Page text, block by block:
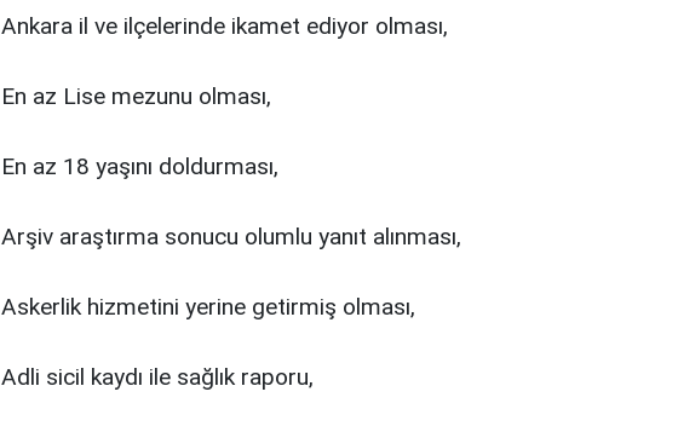
Ankara il ve ilçelerinde ikamet ediyor olması,
En az Lise mezunu olması,
En az 18 yaşını doldurması,
Arşiv araştırma sonucu olumlu yanıt alınması,
Askerlik hizmetini yerine getirmiş olması,
Adli sicil kaydı ile sağlık raporu,